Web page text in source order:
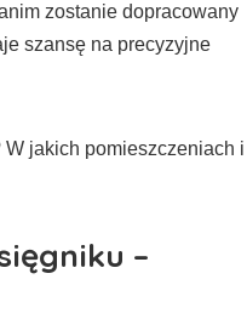
zostanie dopracowany
szansę na precyzyjne
jakich pomieszczeniach i
–